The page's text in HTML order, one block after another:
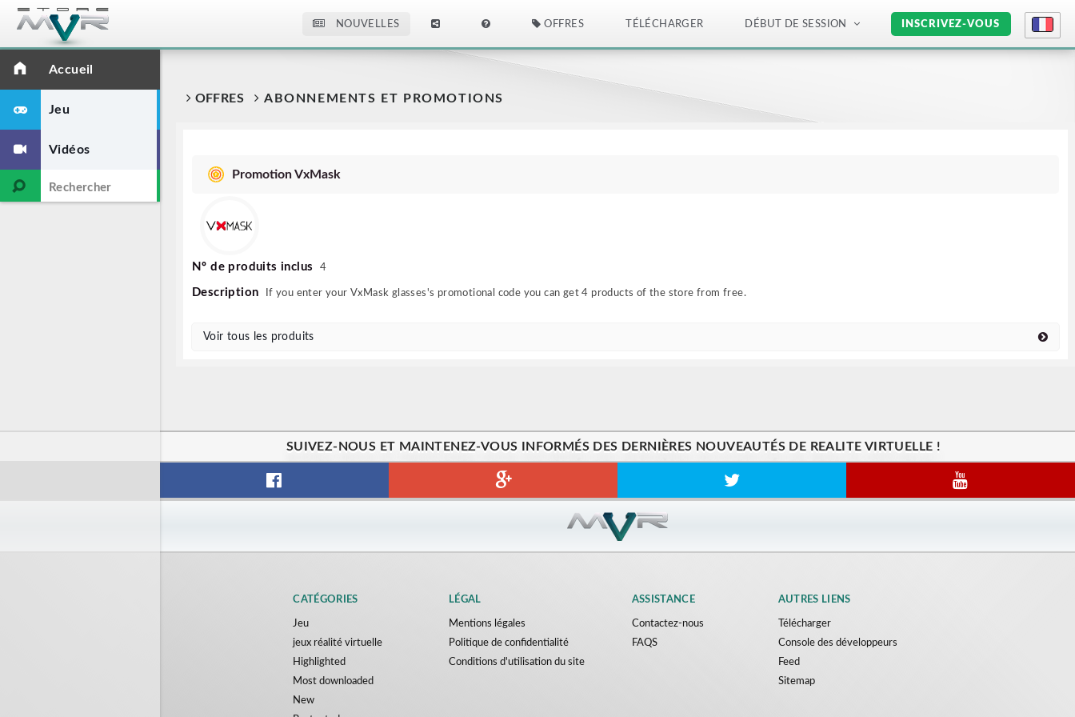
NOUVELLES OFFRES TÉLÉCHARGER DÉBUT DE SESSION INSCRIVEZ-VOUS
Accueil
Jeu
Vidéos
OFFRES ABONNEMENTS ET PROMOTIONS
Promotion VxMask
Nº de produits inclus 4
Description If you enter your VxMask glasses's promotional code you can get 4 products of the store from free.
Voir tous les produits
SUIVEZ-NOUS ET MAINTENEZ-VOUS INFORMÉS DES DERNIÈRES NOUVEAUTÉS DE REALITE VIRTUELLE !
CATÉGORIES
Jeu
jeux réalité virtuelle
Highlighted
Most downloaded
New
LÉGAL
Mentions légales
Politique de confidentialité
Conditions d'utilisation du site
ASSISTANCE
Contactez-nous
FAQS
AUTRES LIENS
Télécharger
Console des développeurs
Feed
Sitemap